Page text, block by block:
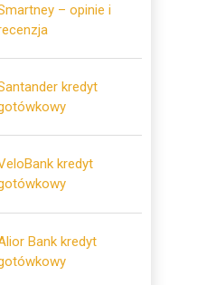
– opinie i
kredyt
kredyt
Bank kredyt